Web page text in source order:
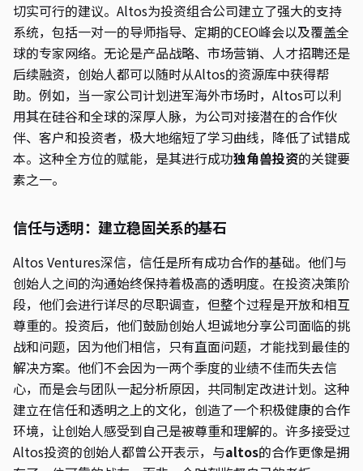
切实可行的建议。Altos为投资组合公司建立了强大的支持
系统，包括一对一的导师指导、定期的CEO峰会以及覆盖全
球的专家网络。无论是产品战略、市场营销、人才招聘还是
后续融资，创始人都可以随时从Altos的资源库中获得帮
助。例如，当一家公司计划进军海外市场时，Altos可以利
用其在硅谷和全球的深厚人脉，为公司对接潜在的合作伙
伴、客户和投资者，极大地缩短了学习曲线，降低了试错成
本。这种全方位的赋能，是其进行成功独角兽投资的关键要
素之一。
信任与透明：建立稳固关系的基石
Altos Ventures深信，信任是所有成功合作的基础。他们与
创始人之间的沟通始终保持着极高的透明度。在投资决策阶
段，他们会进行详尽的尽职调查，但整个过程是开放和相互
尊重的。投资后，他们鼓励创始人坦诚地分享公司面临的挑
战和问题，因为他们相信，只有直面问题，才能找到最佳的
解决方案。他们不会因为一两个季度的业绩不佳而失去信
心，而是会与团队一起分析原因，共同制定改进计划。这种
建立在信任和透明之上的文化，创造了一个积极健康的合作
环境，让创始人感受到自己是被尊重和理解的。许多接受过
Altos投资的创始人都曾公开表示，与altos的合作更像是拥